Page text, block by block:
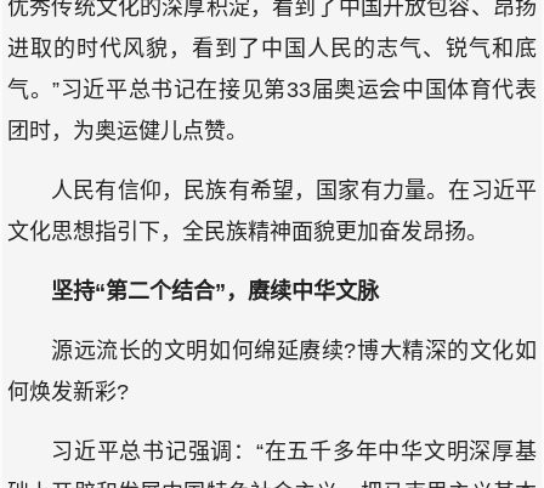
优秀传统文化的深厚积淀，看到了中国开放包容、昂扬
进取的时代风貌，看到了中国人民的志气、锐气和底
气。”习近平总书记在接见第33届奥运会中国体育代表
团时，为奥运健儿点赞。
人民有信仰，民族有希望，国家有力量。在习近平
文化思想指引下，全民族精神面貌更加奋发昂扬。
坚持“第二个结合”，赓续中华文脉
源远流长的文明如何绵延赓续?博大精深的文化如
何焕发新彩?
习近平总书记强调：“在五千多年中华文明深厚基